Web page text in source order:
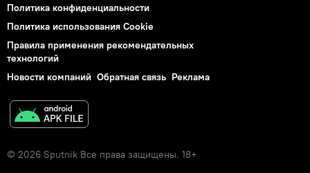
Политика конфиденциальности
Политика использования Cookie
Правила применения рекомендательных
технологий
Новости компаний Обратная связь Реклама
© 2026 Sputnik Все права защищены. 18+